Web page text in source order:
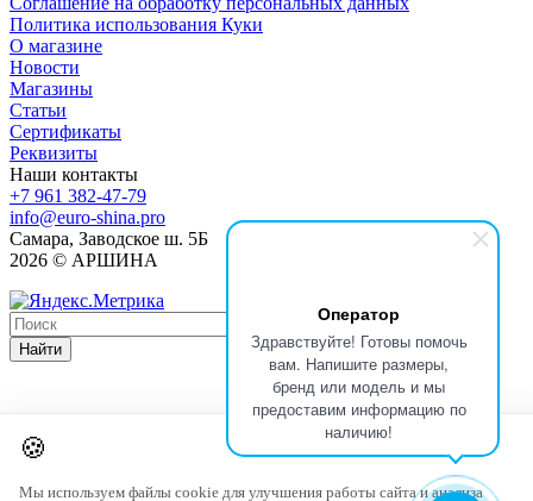
Оператор
Здравствуйте! Готовы помочь
вам. Напишите размеры,
бренд или модель и мы
предоставим информацию по
наличию!
Политика использования Куки
О магазине
Новости
Магазины
Статьи
Сертификаты
Реквизиты
Наши контакты
+7 961 382-47-79
info@euro-shina.pro
Самара, Заводское ш. 5Б
2026 © АРШИНА
Найти
🍪
Мы используем файлы cookie для улучшения работы сайта и анализа